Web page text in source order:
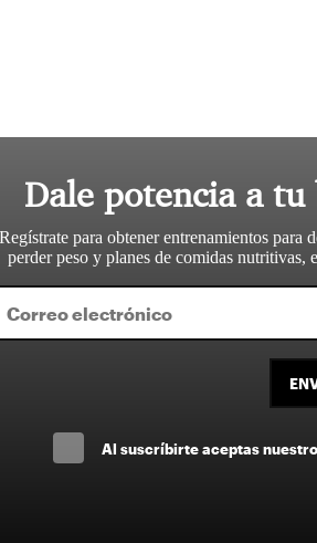
Dale potencia a
Regístrate para obtener entrenamientos para
perder peso y planes de comidas nutritivas,
Al suscríbirte aceptas